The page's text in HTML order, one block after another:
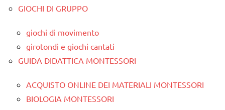
GIOCHI DI GRUPPO
giochi di movimento
girotondi e giochi cantati
GUIDA DIDATTICA MONTESSORI
ACQUISTO ONLINE DEI MATERIALI MONTESSORI
BIOLOGIA MONTESSORI